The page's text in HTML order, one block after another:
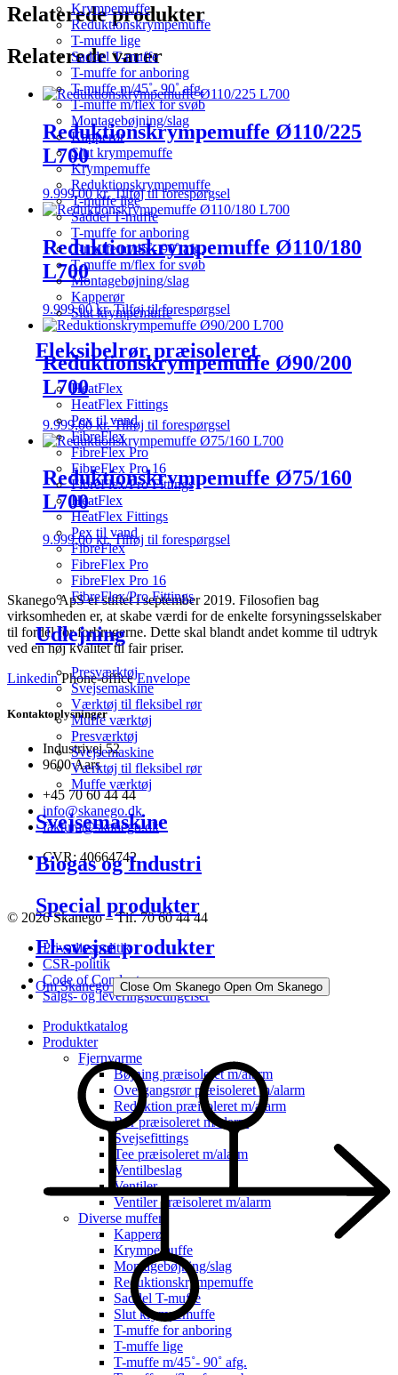
Krympemuffe
Reduktionskrympemuffe
T-muffe lige
Saddel T-muffe
T-muffe for anboring
T-muffe m/45˚- 90˚ afg.
T-muffe m/flex for svøb
Montagebøjning/slag
Kapperør
Slut krympemuffe
Krympemuffe
Reduktionskrympemuffe
T-muffe lige
Saddel T-muffe
T-muffe for anboring
T-muffe m/45˚- 90˚ afg.
T-muffe m/flex for svøb
Montagebøjning/slag
Kapperør
Slut krympemuffe
Fleksibelrør præisoleret
HeatFlex
HeatFlex Fittings
Pex til vand
FibreFlex
FibreFlex Pro
FibreFlex Pro 16
FibreFlex/Pro Fittings
HeatFlex
HeatFlex Fittings
Pex til vand
FibreFlex
FibreFlex Pro
FibreFlex Pro 16
FibreFlex/Pro Fittings
Udlejning
Presværktøj
Svejsemaskine
Værktøj til fleksibel rør
Muffe værktøj
Presværktøj
Svejsemaskine
Værktøj til fleksibel rør
Muffe værktøj
Svejsemaskine
Biogas og Industri
Special produkter
El-svejse produkter
Om Skanego Close Om Skanego Open Om Skanego
Relaterede produkter
Relaterede varer
Reduktionskrympemuffe Ø110/225
L700
9.999,00kr. Tilføj til forespørgsel
Reduktionskrympemuffe Ø110/180
L700
9.999,00kr. Tilføj til forespørgsel
Reduktionskrympemuffe Ø90/200
L700
9.999,00kr. Tilføj til forespørgsel
Reduktionskrympemuffe Ø75/160
L700
9.999,00kr. Tilføj til forespørgsel
Skanego ApS er stiftet i september 2019. Filosofien bag
virksomheden er, at skabe værdi for de enkelte forsyningsselskaber
til fordel for forbrugerne. Dette skal blandt andet komme til udtryk
ved en høj kvalitet til fair priser.
Linkedin Phone-office Envelope
Kontaktoplysninger
Industrivej 52
9600 Aars
+45 70 60 44 44
info@skanego.dk
faktura@skanego.dk
CVR: 40664742
© 2026 Skanego – Tlf. 70 60 44 44
Privatlivspolitik
CSR-politik
Code of Conduct
Salgs- og leveringsbetingelser
Produktkatalog
Produkter
Fjernvarme
Bøjning præisoleret m/alarm
Overgangsrør præisoleret m/alarm
Reduktion præisoleret m/alarm
Rør præisoleret m/alarm
Svejsefittings
Tee præisoleret m/alarm
Ventilbeslag
Ventiler
Ventiler præisoleret m/alarm
Diverse muffer
Kapperør
Krympemuffe
Montagebøjning/slag
Reduktionskrympemuffe
Saddel T-muffe
Slut krympemuffe
T-muffe for anboring
T-muffe lige
T-muffe m/45˚- 90˚ afg.